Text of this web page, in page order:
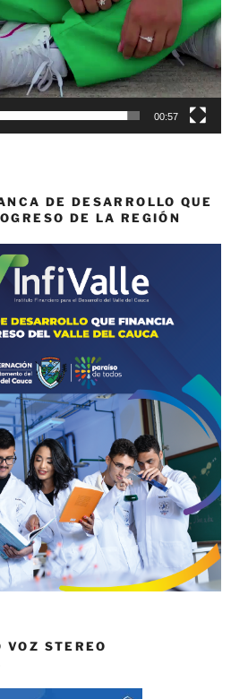
00:57
DE DESARROLLO QUE
DE LA REGIÓN
VOZ STEREO